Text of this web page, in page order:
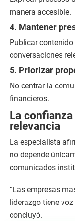
manera accesible.
4. Mantener
Publicar
conversaciones
5. Priorizar
No centrar la
financieros.
La
relevancia
La especialista
no depende
comunicados
“Las empresas
liderazgo tiene
concluyó.